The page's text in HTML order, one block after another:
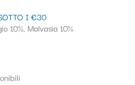
I €30
10%, Malvasia 10%